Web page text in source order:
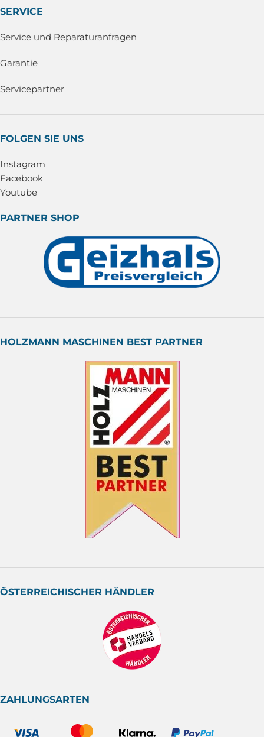
SERVICE
Service und Reparaturanfragen
Garantie
Servicepartner
FOLGEN SIE UNS
Instagram
Facebook
Youtube
PARTNER SHOP
HOLZMANN MASCHINEN BEST PARTNER
ÖSTERREICHISCHER HÄNDLER
ZAHLUNGSARTEN